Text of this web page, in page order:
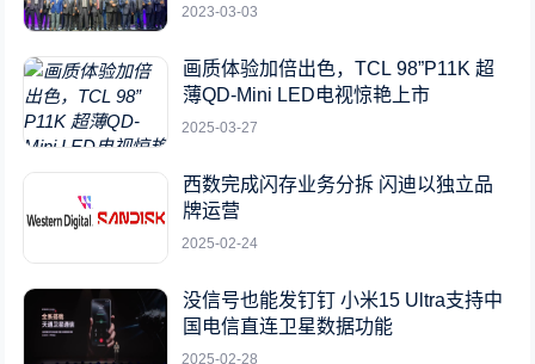
2023-03-03
画质体验加倍出色，TCL 98”P11K 超
薄QD-Mini LED电视惊艳上市
2025-03-27
西数完成闪存业务分拆 闪迪以独立品
牌运营
2025-02-24
没信号也能发钉钉 小米15 Ultra支持中
国电信直连卫星数据功能
2025-02-28